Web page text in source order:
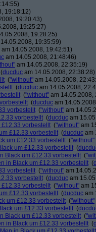
19:18:12)
19:20:43)
19:25:27)
19:28:25)
19:35:59)
am 14.05.2008, 19:42:51)
am 14.05.2008, 21:48:46)
am 14.05.2008, 22:35:19)
(ducduc am 14.05.2008, 22:38:28)
("without" am 14.05.2008,
(ducduc am 14.05.2008,
("without" am 14.05.2008,
(ducduc am
vorbestellt ("without" am
vorbestellt (ducduc am
£12.33 vorbestellt ("without" am
£12.33 vorbestellt (ducduc am
um £12.33 vorbestellt ("without"
um £12.33 vorbestellt (
Black um £12.33 vorbestellt (
in Black um £12.33 vorbestellt (
vorbestellt ("without" am
vorbestellt (ducduc am
£12.33 vorbestellt ("without" am
£12.33 vorbestellt (ducduc am
um £12.33 vorbestellt ("without"
um £12.33 vorbestellt (
Black um £12.33 vorbestellt (
in Black um £12.33 vorbestellt (